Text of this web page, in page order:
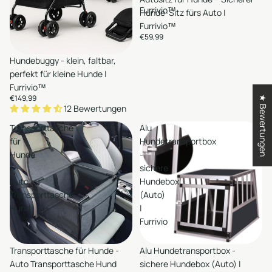
Hinzufügen
Hundebuggy - klein, faltbar,
perfekt für kleine Hunde |
Furrivio™
€149,99
12 Bewertungen
Furrivio™
Hinzufügen
Hunde-Sitz fürs Auto |
Furrivio™
€59,99
Transporttasche
für
Hunde
-
Auto
Transporttasche
Hund
Hinzufügen
Transporttasche für Hunde -
Auto Transporttasche Hund
Alu
Hundetransportbox
-
sichere
Hundebox
(Auto)
|
Furrivio
Hinzufügen
Auswählen
Alu Hundetransportbox -
sichere Hundebox (Auto) |
★ Bewertungen